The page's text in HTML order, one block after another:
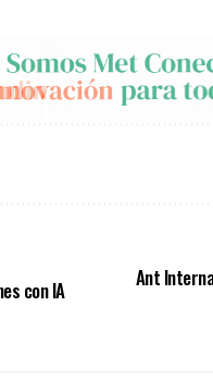
con IA
Ant